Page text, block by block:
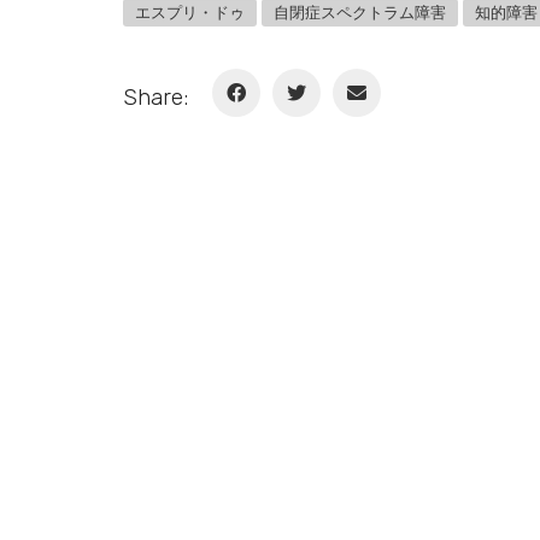
エスプリ・ドゥ 自閉症スペクトラム障害 知的障害
Share: